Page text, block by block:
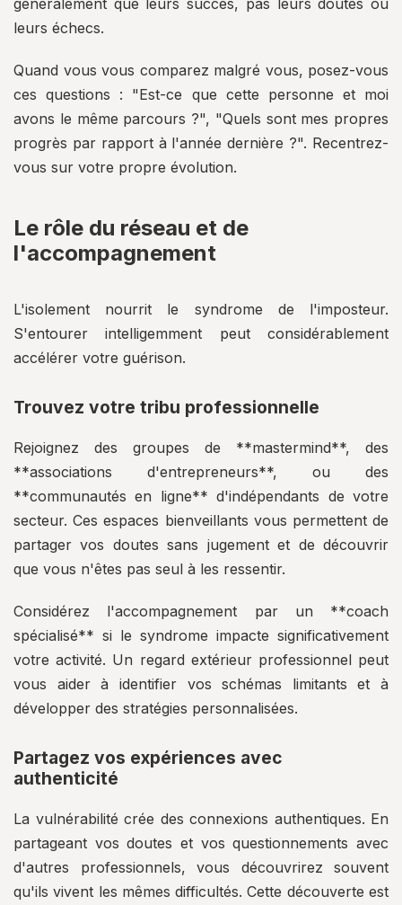
généralement que leurs succès, pas leurs doutes ou
leurs échecs.
Quand vous vous comparez malgré vous, posez-vous
ces questions : "Est-ce que cette personne et moi
avons le même parcours ?", "Quels sont mes propres
progrès par rapport à l'année dernière ?". Recentrez-
vous sur votre propre évolution.
Le rôle du réseau et de
l'accompagnement
L'isolement nourrit le syndrome de l'imposteur.
S'entourer intelligemment peut considérablement
accélérer votre guérison.
Trouvez votre tribu professionnelle
Rejoignez des groupes de **mastermind**, des
**associations d'entrepreneurs**, ou des
**communautés en ligne** d'indépendants de votre
secteur. Ces espaces bienveillants vous permettent de
partager vos doutes sans jugement et de découvrir
que vous n'êtes pas seul à les ressentir.
Considérez l'accompagnement par un **coach
spécialisé** si le syndrome impacte significativement
votre activité. Un regard extérieur professionnel peut
vous aider à identifier vos schémas limitants et à
développer des stratégies personnalisées.
Partagez vos expériences avec
authenticité
La vulnérabilité crée des connexions authentiques. En
partageant vos doutes et vos questionnements avec
d'autres professionnels, vous découvrirez souvent
qu'ils vivent les mêmes difficultés. Cette découverte est